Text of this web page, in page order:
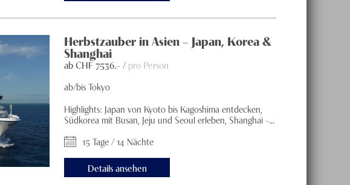
Herbstzauber in Asien – Japan, Korea &
Shanghai
ab CHF7536.– / pro Person
ab/bis Tokyo
Highlights: Japan von Kyoto bis Kagoshima entdecken,
Südkorea mit Busan, Jeju und Seoul erleben, Shanghai –...
15 Tage / 14 Nächte
Details ansehen